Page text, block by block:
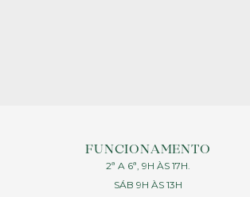
FUNCIONAMENTO
2ª A 6ª, 9H ÀS 17H.
SÁB 9H ÀS 13H